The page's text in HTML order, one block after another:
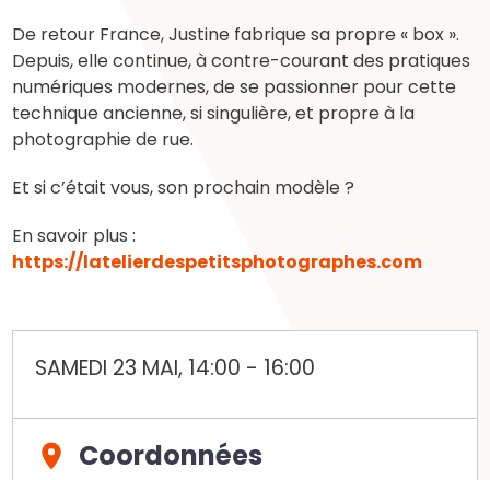
De retour France, Justine fabrique sa propre « box ».
Depuis, elle continue, à contre-courant des pratiques
numériques modernes, de se passionner pour cette
technique ancienne, si singulière, et propre à la
photographie de rue.
Et si c’était vous, son prochain modèle ?
En savoir plus :
https://latelierdespetitsphotographes.com
SAMEDI 23 MAI, 14:00 - 16:00
Coordonnées